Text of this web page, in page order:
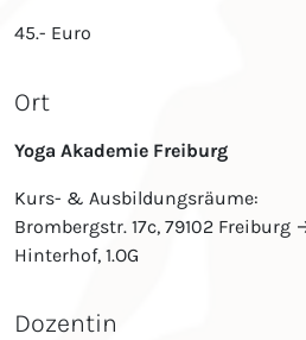
45.- Euro
Ort
Yoga Akademie Freiburg
Kurs- & Ausbildungsräume:
Brombergstr. 17c, 79102
Hinterhof, 1.OG
Dozentin